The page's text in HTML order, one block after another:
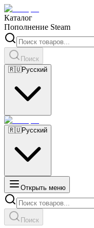
Каталог
Пополнение Steam
Поиск
🇷🇺Русский
🇷🇺Русский
Открыть меню
Поиск